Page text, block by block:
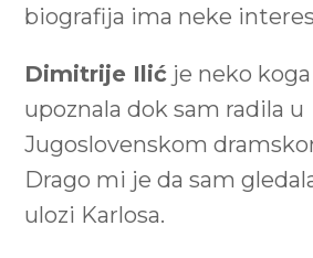
biografija ima neke
Dimitrije Ilić je neko
upoznala dok sam radila u
Jugoslovenskom
Drago mi je da sam
ulozi Karlosa.